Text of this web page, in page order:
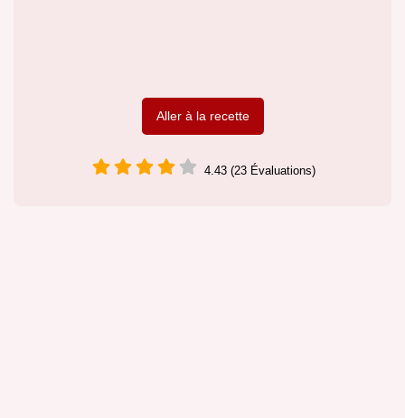
Aller à la recette
4.43 (23 Évaluations)